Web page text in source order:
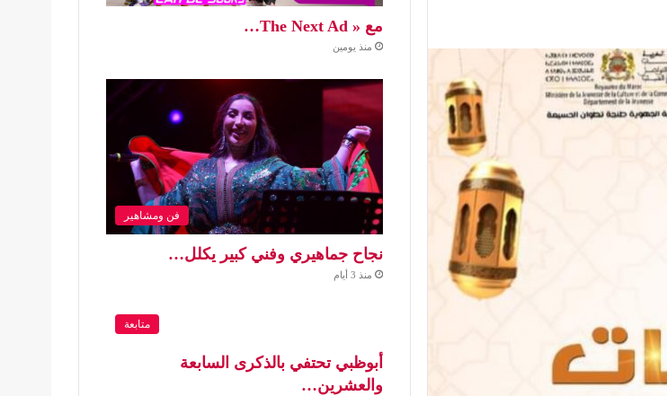
مع « The Next Ad…
منذ يومين
فن ومشاهير
نجاح جماهيري وفني كبير يكلل…
منذ 3 أيام
متابعة
أبوظبي تحتفي بالذكرى السابعة
والعشرين…